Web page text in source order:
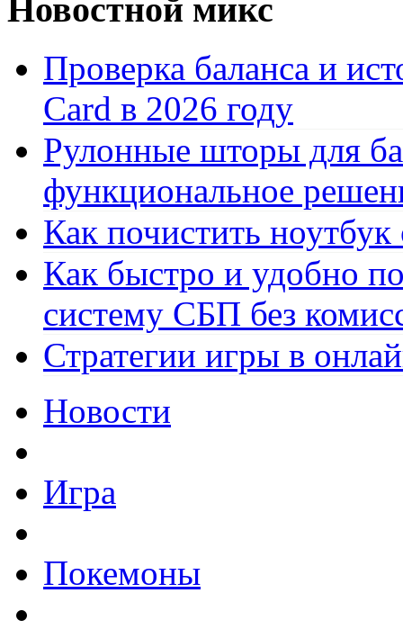
Новостной микс
Проверка баланса и
Card в 2026 году
Рулонные шторы для
функциональное
Как почистить
Как быстро и удобно
систему СБП без
Стратегии игры в
Новости
Игра
Покемоны